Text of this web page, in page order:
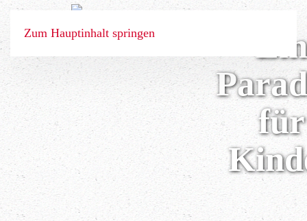
Zum Hauptinhalt springen
BUCHEN
ANGEBOTE
STARTSEITE
Ein
für